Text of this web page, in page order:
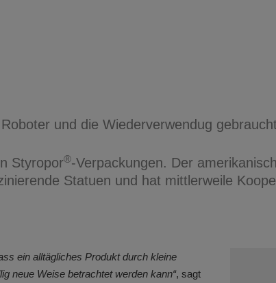
und die Wiederverwendug
Styropor®-Verpackungen. Der
Statuen und hat mittlerweile
ein alltägliches Produkt durch kleine
neue Weise betrachtet werden kann“, sagt